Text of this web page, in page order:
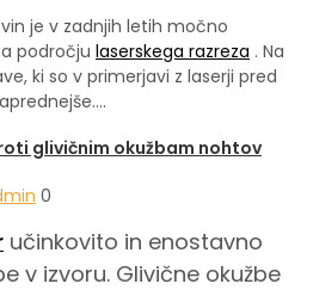
je v zadnjih letih močno
področju laserskega razreza . Na
ki so v primerjavi z laserji pred
glivičnim okužbam nohtov
0
učinkovito in enostavno
v izvoru. Glivične okužbe